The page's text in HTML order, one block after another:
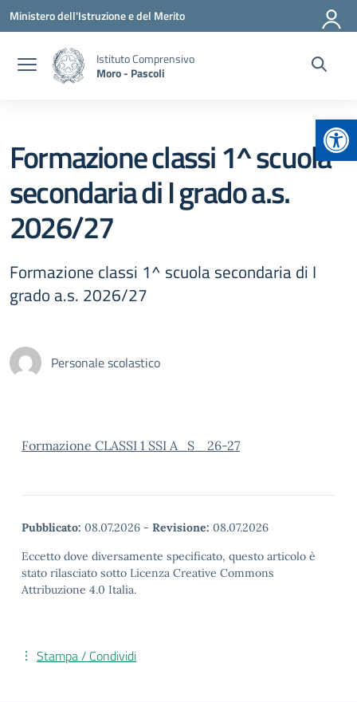
Vai ai contenuti
Vai al menu di navigazione
Vai al footer
Ministero dell'Istruzione e del Merito
Istituto Comprensivo
Moro - Pascoli
Formazione classi 1^ scuola
secondaria di I grado a.s.
2026/27
Formazione classi 1^ scuola secondaria di I
grado a.s. 2026/27
Personale scolastico
Formazione CLASSI 1 SSI A_S_ 26-27
Pubblicato: 08.07.2026 - Revisione: 08.07.2026
Eccetto dove diversamente specificato, questo articolo è
stato rilasciato sotto Licenza Creative Commons
Attribuzione 4.0 Italia.
Stampa / Condividi